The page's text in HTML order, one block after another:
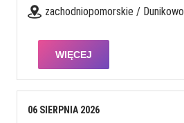
zachodniopomorskie / Dunikowo
WIĘCEJ
06 SIERPNIA 2026